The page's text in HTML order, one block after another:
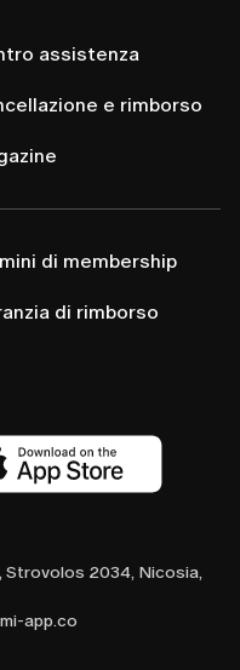
assistenza
e rimborso
di membership
di rimborso
Strovolos 2034, Nicosia,
app.co